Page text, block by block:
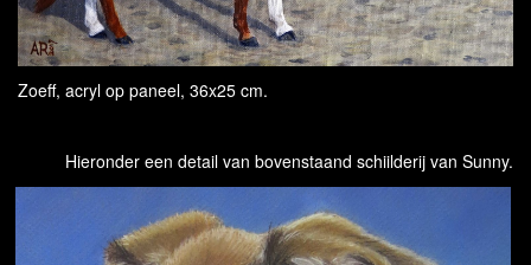
Zoeff, acryl op paneel, 36x25 cm.
Hieronder een detail van bovenstaand schiilderij van Sunny.